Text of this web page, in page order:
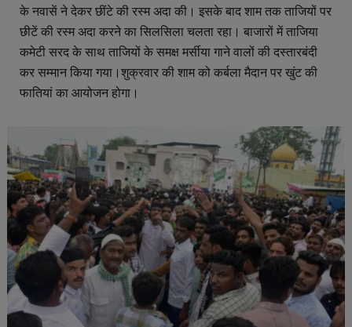
के नवासें ने देकर छींटे की रस्म अदा की। इसके बाद शाम तक ताजियों पर
छीटें की रस्म अदा करने का सिलसिला चलता रहा। बाजारों में ताजिया
कमेटी सरद के साथ ताजियों के समक्ष मर्सीया गाने वालों की दस्तारबंदी
कर सम्मान किया गया।शुक्रवार की शाम को कर्बला मैदान पर खुंट की
फातियां का आयोजन होगा।